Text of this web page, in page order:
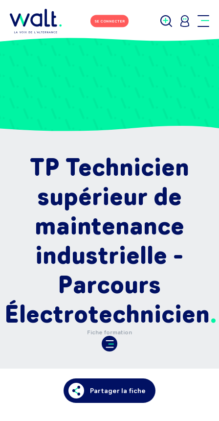
SE CONNECTER
TP Technicien
supérieur de
maintenance
industrielle -
Parcours
Électrotechnicien
Fiche formation
Partager la fiche